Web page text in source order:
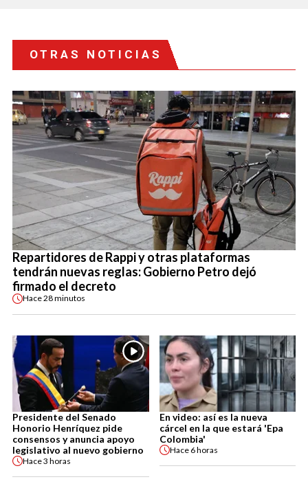
OTRAS NOTICIAS
Repartidores de Rappi y otras plataformas
tendrán nuevas reglas: Gobierno Petro dejó
firmado el decreto
Hace28 minutos
Presidente del Senado
Honorio Henríquez pide
consensos y anuncia apoyo
legislativo al nuevo gobierno
Hace3 horas
En video: así es la nueva
cárcel en la que estará 'Epa
Colombia'
Hace 6 horas